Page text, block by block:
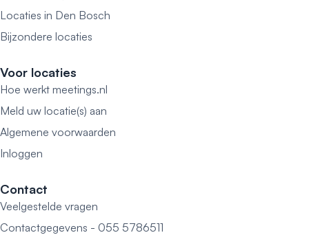
Locaties in Den Bosch
Bijzondere locaties
Voor locaties
Hoe werkt meetings.nl
Meld uw locatie(s) aan
Algemene voorwaarden
Inloggen
Contact
Veelgestelde vragen
Contactgegevens - 055 5786511